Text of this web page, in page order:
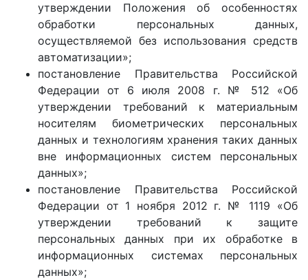
утверждении Положения об особенностях
обработки персональных данных,
осуществляемой без использования средств
автоматизации»;
постановление Правительства Российской
Федерации от 6 июля 2008 г. № 512 «Об
утверждении требований к материальным
носителям биометрических персональных
данных и технологиям хранения таких данных
вне информационных систем персональных
данных»;
постановление Правительства Российской
Федерации от 1 ноября 2012 г. № 1119 «Об
утверждении требований к защите
персональных данных при их обработке в
информационных системах персональных
данных»;